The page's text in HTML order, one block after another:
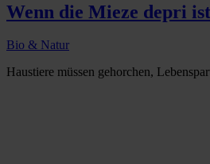
Wenn die Mieze depri ist
Bio & Natur
Haustiere müssen gehorchen,